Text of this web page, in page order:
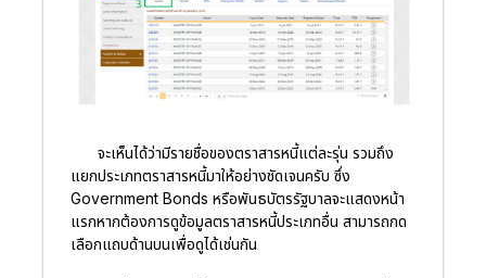
จะเห็นได้ว่ามีรายชื่อของตราสารหนี้แต่ละรุ่น รวมถึง
แยกประเภทตราสารหนี้มาให้อย่างชัดเจนครับ ซึ่ง
Government Bonds หรือพันธบัตรรัฐบาลจะแสดงหน้า
แรกหากต้องการดูข้อมูลตราสารหนี้ประเภทอื่น สามารถกด
เลือกแถบด้านบนเพื่อดูได้เช่นกัน